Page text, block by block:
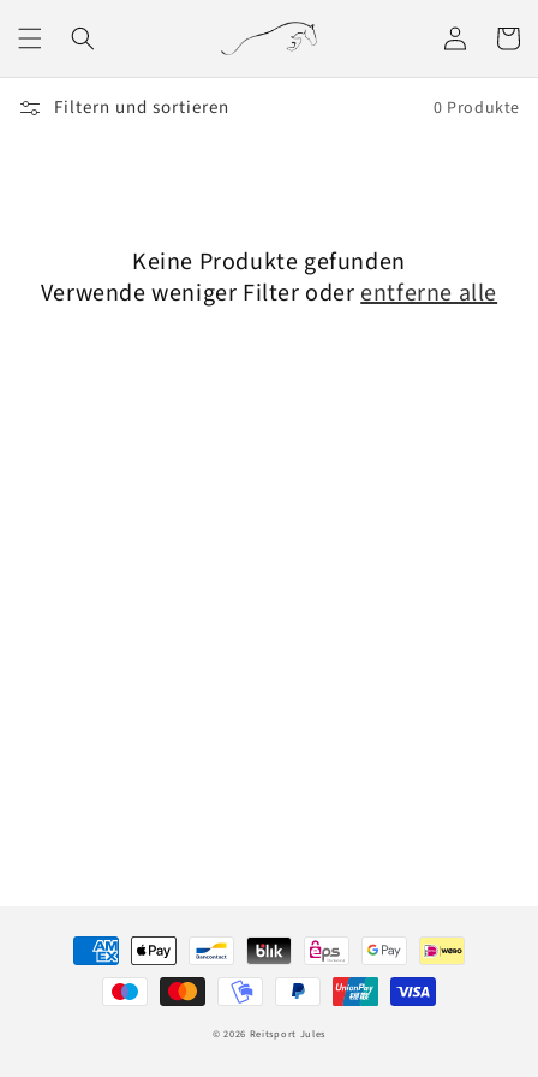
zum
Inhalt
Einloggen
Filtern und sortieren 0 Produkte
Keine Produkte gefunden
Verwende weniger Filter oderentferne alle
Zahlungsmethoden
© 2026 Reitsport Jules